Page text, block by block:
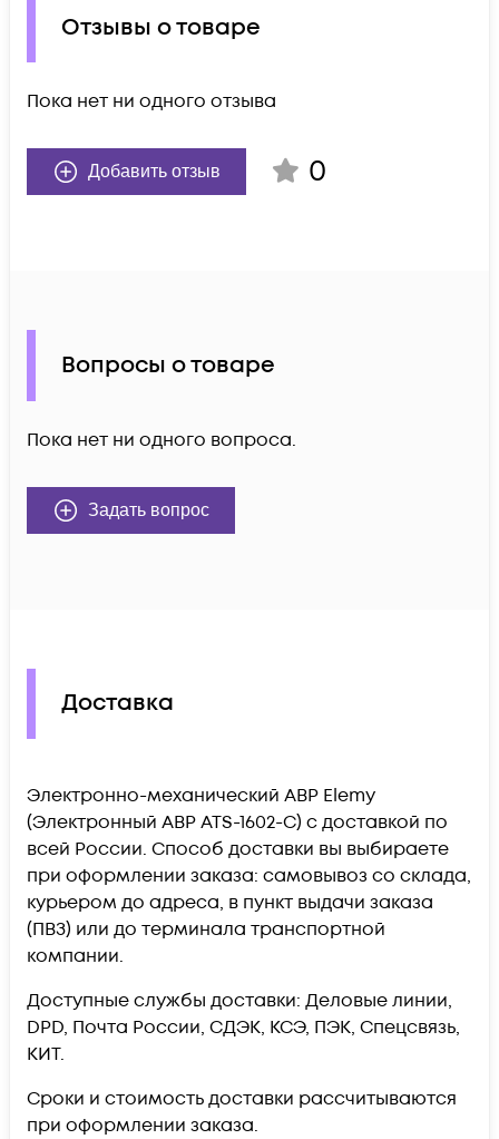
Отзывы о товаре
Пока нет ни одного отзыва
Добавить отзыв 0
Вопросы о товаре
Пока нет ни одного вопроса.
Задать вопрос
Доставка
Электронно-механический АВР Elemy
(Электронный АВР ATS-1602-C) c доставкой по
всей России. Способ доставки вы выбираете
при оформлении заказа: самовывоз со склада,
курьером до адреса, в пункт выдачи заказа
(ПВЗ) или до терминала транспортной
компании.
Доступные службы доставки: Деловые линии,
DPD, Почта России, СДЭК, КСЭ, ПЭК, Спецсвязь,
КИТ.
Сроки и стоимость доставки рассчитываются
при оформлении заказа.